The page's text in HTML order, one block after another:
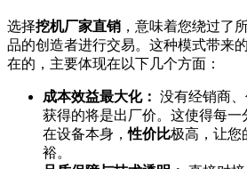
选择挖机厂家直销 ，意味着您绕过了
品的创造者进行交易。这种模式带来
在的，主要体现在以下几个方面：
成本效益最大化： 没有经销商
获得的将是出厂价。这使得每一
在设备本身，性价比极高，让您
裕。